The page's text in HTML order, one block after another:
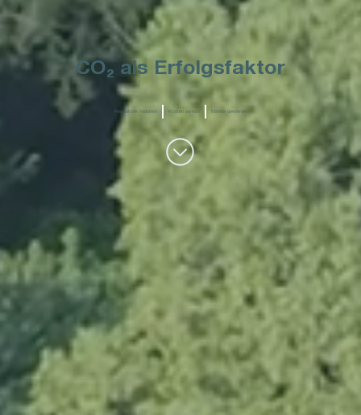
CO₂ als Erfolgsfaktor
Regulatorik meistern Kosten senken Märkte gewinnen